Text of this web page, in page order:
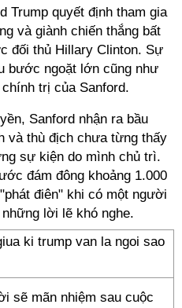
Trump quyết định tham gia
và giành chiến thắng bất
đối thủ Hillary Clinton. Sự
bước ngoặt lớn cũng như
trị của Sanford.
Sanford nhận ra bầu
và thù địch chưa từng thấy
sự kiện do mình chủ trì.
đám đông khoảng 1.000
điên" khi có một người
lời lẽ khó nghe.
sẽ mãn nhiệm sau cuộc